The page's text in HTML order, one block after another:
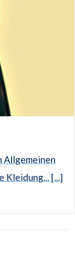
Allgemeinen
[...]